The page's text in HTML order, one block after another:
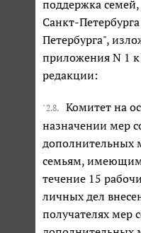
поддержка
Санкт-
Петербурга",
приложения N 1
редакции:
"2.8.
Комитет на
назначении мер
дополнительных
семьям, имеющим
течение 15
личных дел
получателях мер